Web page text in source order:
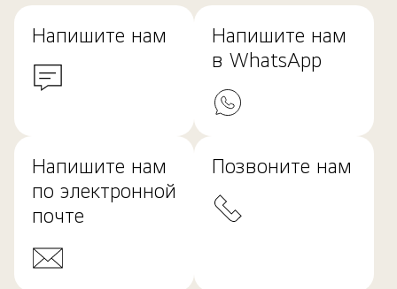
Напишите нам
Напишите нам
в WhatsApp
Напишите нам
по электронной
почте
Позвоните нам